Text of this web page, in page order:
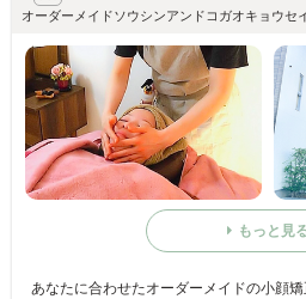
オーダーメイドソウシンアンドコガオキョウセ
もっと見